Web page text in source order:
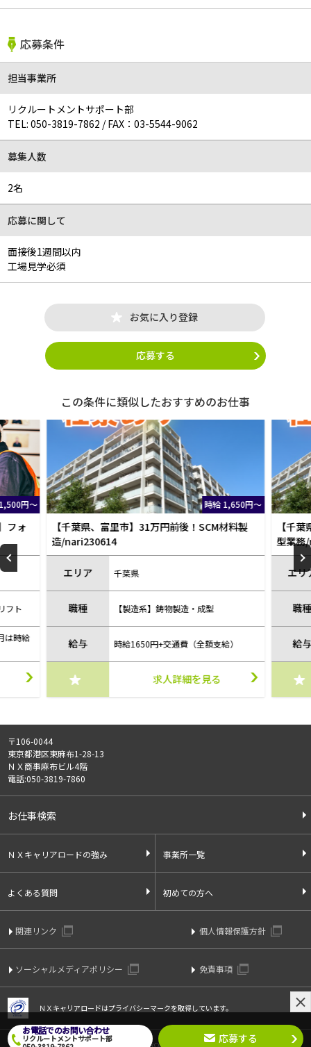
応募条件
担当事業所
リクルートメントサポート部
TEL:050-3819-7862 /FAX：03-5544-9062
募集人数
2名
応募に関して
面接後1週間以内
工場見学必須
お気に入り登録
応募する
この条件に類似したおすすめのお仕事
1,650円～
料製
給）
時給 1,650円～
【千葉県、富里市】31.8万円以上可！プレス成
型業務/nari250123
エリア 千葉県
職種 【製造系】鋳物製造・成型
給与 時給1650円+交通費
求人詳細を見る
【千
板
お電話でのお問い合わせ
リクルートメントサポート部
応募する
〒106-0044
東京都港区東麻布1-28-13
ＮＸ商事麻布ビル4階
電話:050-3819-7860
お仕事検索
ＮＸキャリアロードの強み 事業所一覧
よくある質問 初めての方へ
関連リンク 個人情報保護方針
ソーシャルメディアポリシー 免責事項
ＮＸキャリアロードはプライバシーマークを取得しています。
Copyright © 2021 ＮＸ CAREERROAD CO.,LTD. All Rights Reserved.